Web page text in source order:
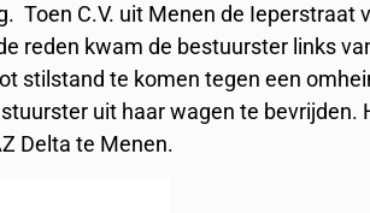
Toen C.V. uit Menen de Ieperstraat
reden kwam de bestuurster links
stilstand te komen tegen een
uit haar wagen te
Delta te Menen.